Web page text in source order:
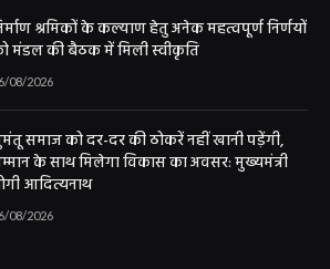
श्रमिकों के कल्याण हेतु अनेक महत्वपूर्ण निर्णयों
मंडल की बैठक में मिली स्वीकृति
08/2026
समाज को दर-दर की ठोकरें नहीं खानी पड़ेंगी,
के साथ मिलेगा विकास का अवसर: मुख्यमंत्री
आदित्यनाथ
08/2026